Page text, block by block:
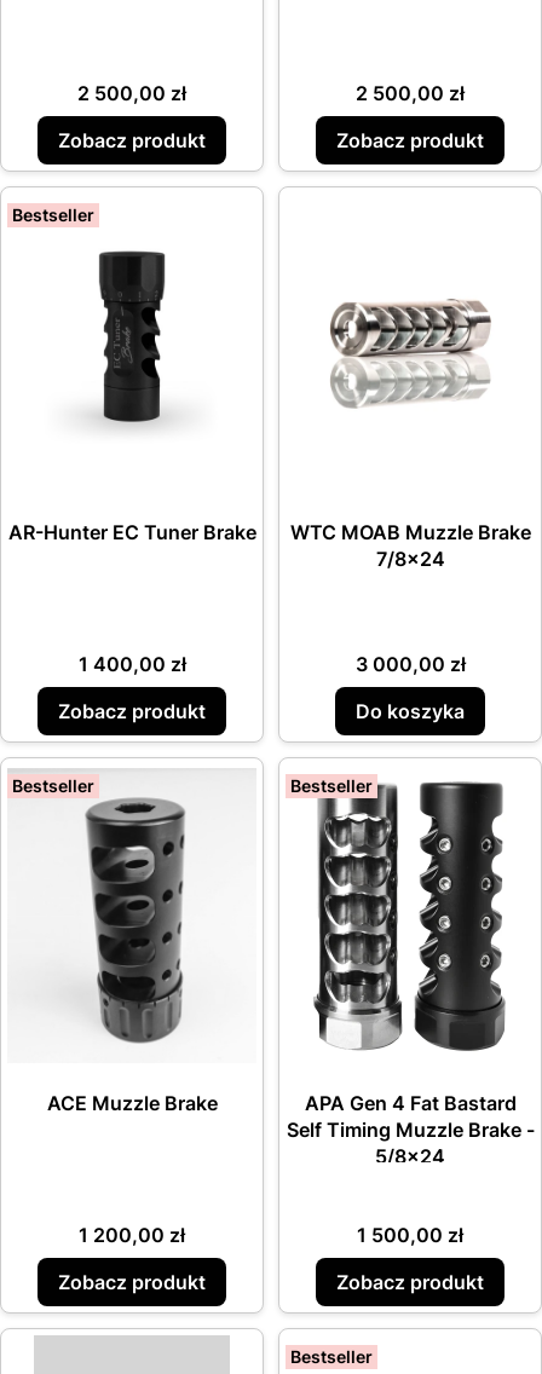
Cena
2 500,00 zł
Zobacz produkt
Cena
2 500,00 zł
Zobacz produkt
Bestseller
AR-Hunter EC Tuner Brake
Cena
1 400,00 zł
Zobacz produkt
WTC MOAB Muzzle Brake
7/8x24
Cena
3 000,00 zł
Do koszyka
Bestseller
ACE Muzzle Brake
Cena
1 200,00 zł
Zobacz produkt
Bestseller
APA Gen 4 Fat Bastard
Self Timing Muzzle Brake -
5/8x24
Cena
1 500,00 zł
Zobacz produkt
Bestseller